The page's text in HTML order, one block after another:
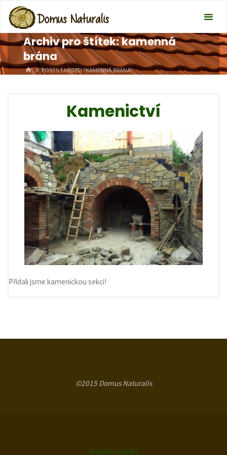
Archiv pro štítek: kamenná
brána
HOMEPOSTS TAGGED "KAMENNÁ BRÁNA"
Kamenictví
Přidali jsme kamenickou sekci!
©2015 Domus Naturalis
Úvodní stránka